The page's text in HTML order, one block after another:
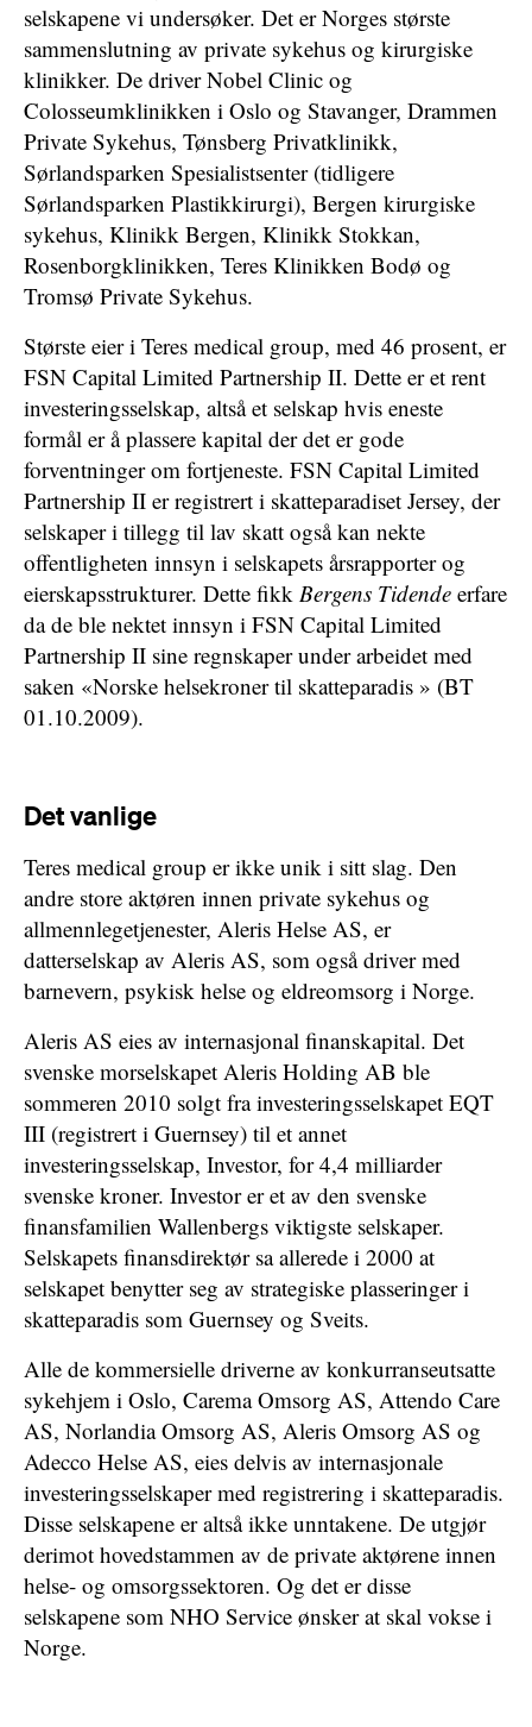
selskapene vi undersøker. Det er Norges største
sammenslutning av private sykehus og kirurgiske
klinikker. De driver Nobel Clinic og
Colosseumklinikken i Oslo og Stavanger, Drammen
Private Sykehus, Tønsberg Privatklinikk,
Sørlandsparken Spesialistsenter (tidligere
Sørlandsparken Plastikkirurgi), Bergen kirurgiske
sykehus, Klinikk Bergen, Klinikk Stokkan,
Rosenborgklinikken, Teres Klinikken Bodø og
Tromsø Private Sykehus.
Største eier i Teres medical group, med 46 prosent, er
FSN Capital Limited Partnership II. Dette er et rent
investeringsselskap, altså et selskap hvis eneste
formål er å plassere kapital der det er gode
forventninger om fortjeneste. FSN Capital Limited
Partnership II er registrert i skatteparadiset Jersey, der
selskaper i tillegg til lav skatt også kan nekte
offentligheten innsyn i selskapets årsrapporter og
eierskapsstrukturer. Dette fikk Bergens Tidende erfare
da de ble nektet innsyn i FSN Capital Limited
Partnership II sine regnskaper under arbeidet med
saken «Norske helsekroner til skatteparadis » (BT
01.10.2009).
Det vanlige
Teres medical group er ikke unik i sitt slag. Den
andre store aktøren innen private sykehus og
allmennlegetjenester, Aleris Helse AS, er
datterselskap av Aleris AS, som også driver med
barnevern, psykisk helse og eldreomsorg i Norge.
Aleris AS eies av internasjonal finanskapital. Det
svenske morselskapet Aleris Holding AB ble
sommeren 2010 solgt fra investeringsselskapet EQT
III (registrert i Guernsey) til et annet
investeringsselskap, Investor, for 4,4 milliarder
svenske kroner. Investor er et av den svenske
finansfamilien Wallenbergs viktigste selskaper.
Selskapets finansdirektør sa allerede i 2000 at
selskapet benytter seg av strategiske plasseringer i
skatteparadis som Guernsey og Sveits.
Alle de kommersielle driverne av konkurranseutsatte
sykehjem i Oslo, Carema Omsorg AS, Attendo Care
AS, Norlandia Omsorg AS, Aleris Omsorg AS og
Adecco Helse AS, eies delvis av internasjonale
investeringsselskaper med registrering i skatteparadis.
Disse selskapene er altså ikke unntakene. De utgjør
derimot hovedstammen av de private aktørene innen
helse- og omsorgssektoren. Og det er disse
selskapene som NHO Service ønsker at skal vokse i
Norge.